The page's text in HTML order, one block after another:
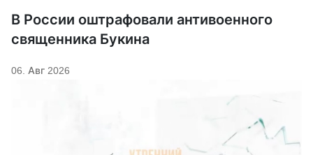
В России оштрафовали антивоенного
священника Букина
06. Авг 2026